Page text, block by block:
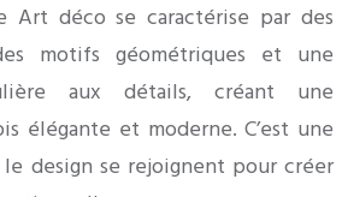
Art déco se caractérise par des
motifs géométriques et une
aux détails, créant une
élégante et moderne. C’est une
design se rejoignent pour créer